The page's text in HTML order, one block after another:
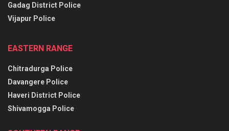
Gadag District Police
Vijapur Police
EASTERN RANGE
Chitradurga Police
Davangere Police
Haveri District Police
Shivamogga Police